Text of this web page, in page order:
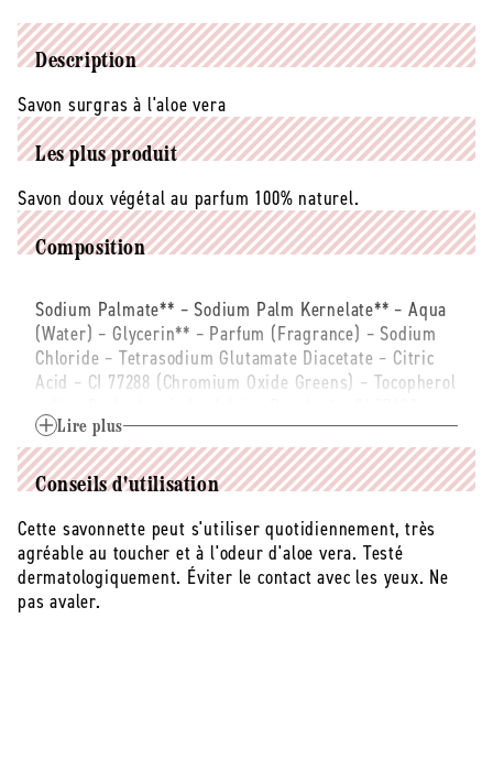
-
-
aloe
vera
bio
3
x
150
-
-
aloe
vera
bio
3
x
150
Description
Savon surgras à l'aloe vera
Les plus produit
Savon doux végétal au parfum 100% naturel.
Composition
Sodium Palmate** – Sodium Palm Kernelate** – Aqua
(Water) – Glycerin** – Parfum (Fragrance) – Sodium
Chloride – Tetrasodium Glutamate Diacetate – Citric
Acid – CI 77288 (Chromium Oxide Greens) – Tocopherol
(Iron Oxides) – Olus (Vegetable) Oil – CI 77491 (Iron
Oxides) – CI 77499 (Iron Oxides) – Alumina –
Magnesium Oxide – Citronellol – Linalool – Limonene.
**Transformés à partir d'ingrédients biologiques. 99%
du total des ingrédients sont d'origine naturelle, 78%
du total des ingrédients sont issus de l'Agriculture
Biologique. Cosmétique écologique et biologique
Lire plus
Conseils d'utilisation
Cette savonnette peut s'utiliser quotidiennement, très
agréable au toucher et à l'odeur d'aloe vera. Testé
dermatologiquement. Éviter le contact avec les yeux. Ne
pas avaler.